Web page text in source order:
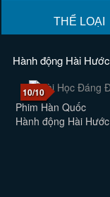
THỂ LOẠI
Hành động Hài Hước
10/10
Phim Hàn Quốc
Hành động Hài Hước